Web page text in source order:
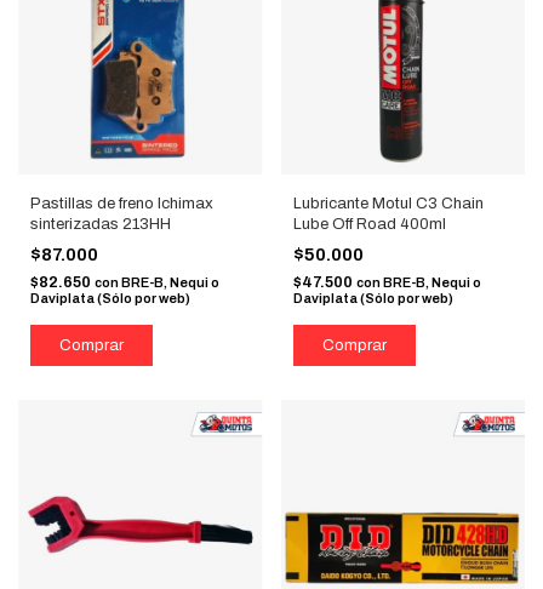
Pastillas de freno Ichimax
sinterizadas 213HH
$87.000
$82.650 con BRE-B, Nequi o
Daviplata (Sólo por web)
Lubricante Motul C3 Chain
Lube Off Road 400ml
$50.000
$47.500 con BRE-B, Nequi o
Daviplata (Sólo por web)